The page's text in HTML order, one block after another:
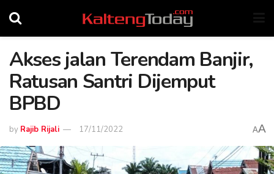
Akses jalan Terendam Banjir,
Ratusan Santri Dijemput
BPBD
by Rajib Rijali 17/11/2022 AA